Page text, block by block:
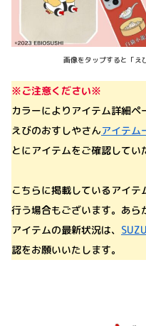
画像をタップすると「え
※ご注意ください※
カラーによりアイテム詳細ペ
えびのおすしやさんアイテム
とにアイテムをご確認してい
こちらに掲載しているアイ
行う場合もございます。あら
アイテムの最新状況は、
認をお願いいたします。